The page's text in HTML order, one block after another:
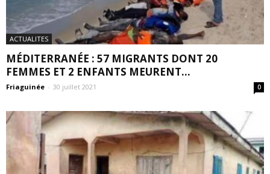
ACTUALITES
MÉDITERRANÉE : 57 MIGRANTS DONT 20
FEMMES ET 2 ENFANTS MEURENT...
Friaguinée - 30 juillet 2021 0